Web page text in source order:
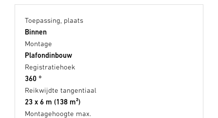
Toepassing, plaats
Binnen
Montage
Plafondinbouw
Registratiehoek
360 °
Reikwijdte tangentiaal
23 x 6 m (138 m²)
Montagehoogte max.